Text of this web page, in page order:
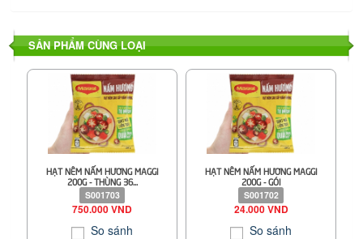
SẢN PHẨM CÙNG LOẠI
HẠT NÊM NẤM HƯƠNG MAGGI
200G - THÙNG 36...
S001703
750.000 VND
So sánh
HẠT NÊM NẤM HƯƠNG MAGGI
200G - GÓI
S001702
24.000 VND
So sánh